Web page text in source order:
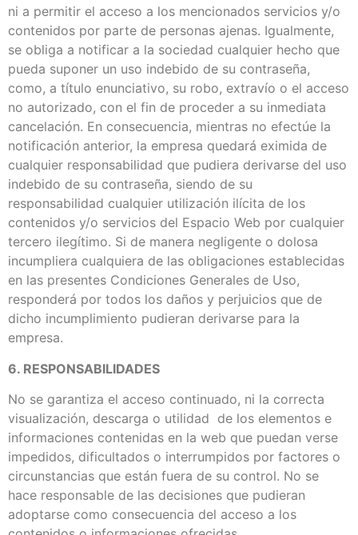
ni a permitir el acceso a los mencionados servicios y/o
contenidos por parte de personas ajenas. Igualmente,
se obliga a notificar a la sociedad cualquier hecho que
pueda suponer un uso indebido de su contraseña,
como, a título enunciativo, su robo, extravío o el acceso
no autorizado, con el fin de proceder a su inmediata
cancelación. En consecuencia, mientras no efectúe la
notificación anterior, la empresa quedará eximida de
cualquier responsabilidad que pudiera derivarse del uso
indebido de su contraseña, siendo de su
responsabilidad cualquier utilización ilícita de los
contenidos y/o servicios del Espacio Web por cualquier
tercero ilegítimo. Si de manera negligente o dolosa
incumpliera cualquiera de las obligaciones establecidas
en las presentes Condiciones Generales de Uso,
responderá por todos los daños y perjuicios que de
dicho incumplimiento pudieran derivarse para la
empresa.
6. RESPONSABILIDADES
No se garantiza el acceso continuado, ni la correcta
visualización, descarga o utilidad de los elementos e
informaciones contenidas en la web que puedan verse
impedidos, dificultados o interrumpidos por factores o
circunstancias que están fuera de su control. No se
hace responsable de las decisiones que pudieran
adoptarse como consecuencia del acceso a los